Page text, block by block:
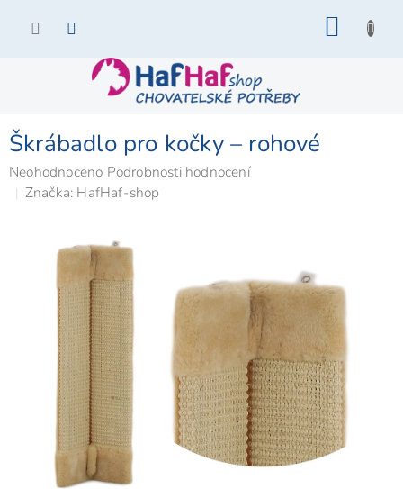
Škrábadlo pro kočky – rohové
Průměrné
hodnocení
hvězdiček.
Neohodnoceno Podrobnosti hodnocení
Značka: HafHaf-shop